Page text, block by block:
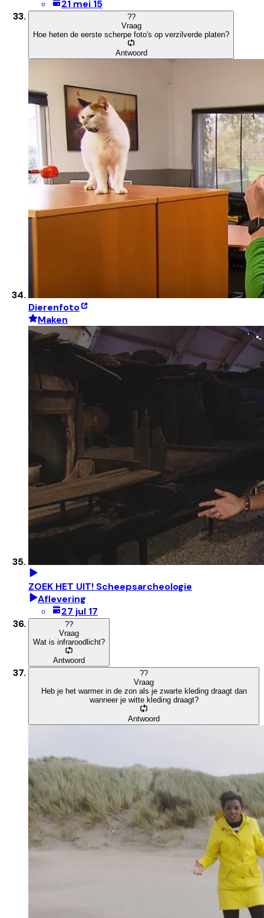
21 mei 15
??
Vraag
Hoe heten de eerste scherpe foto's op verzilverde platen?
Antwoord
Dierenfoto
Maken
ZOEK HET UIT! Scheepsarcheologie
Aflevering
27 jul 17
??
Vraag
Wat is infraroodlicht?
Antwoord
??
Vraag
Heb je het warmer in de zon als je zwarte kleding draagt dan
wanneer je witte kleding draagt?
Antwoord